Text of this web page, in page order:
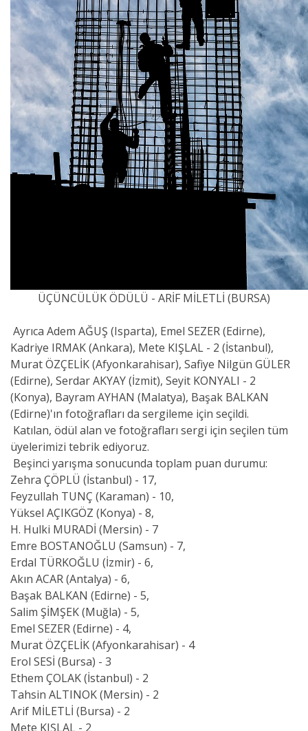
ÜÇÜNCÜLÜK ÖDÜLÜ - ARİF MİLETLİ (BURSA)
Ayrıca Adem AĞUŞ (Isparta), Emel SEZER (Edirne),
Kadriye IRMAK (Ankara), Mete KIŞLAL - 2 (İstanbul),
Murat ÖZÇELİK (Afyonkarahisar), Safiye Nilgün GÜLER
(Edirne), Serdar AKYAY (İzmit), Seyit KONYALI - 2
(Konya), Bayram AYHAN (Malatya), Başak BALKAN
(Edirne)'ın fotoğrafları da sergileme için seçildi.
Katılan, ödül alan ve fotoğrafları sergi için seçilen tüm
üyelerimizi tebrik ediyoruz.
Beşinci yarışma sonucunda toplam puan durumu:
Zehra ÇÖPLÜ (İstanbul) - 17,
Feyzullah TUNÇ (Karaman) - 10,
Yüksel AÇIKGÖZ (Konya) - 8,
H. Hulki MURADİ (Mersin) - 7
Emre BOSTANOĞLU (Samsun) - 7,
Erdal TÜRKOĞLU (İzmir) - 6,
Akın ACAR (Antalya) - 6,
Başak BALKAN (Edirne) - 5,
Salim ŞİMŞEK (Muğla) - 5,
Emel SEZER (Edirne) - 4,
Murat ÖZÇELİK (Afyonkarahisar) - 4
Erol SESİ (Bursa) - 3
Ethem ÇOLAK (İstanbul) - 2
Tahsin ALTINOK (Mersin) - 2
Arif MİLETLİ (Bursa) - 2
Mete KIŞLAL - 2